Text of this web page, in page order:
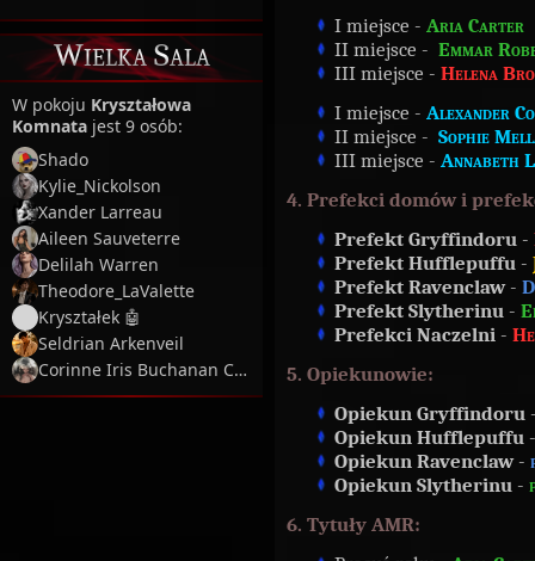
Wielka Sala
W pokoju Kryształowa
Komnata jest 9 osób:
Shado
Kylie_Nickolson
Xander Larreau
Aileen Sauveterre
Delilah Warren
Theodore_LaValette
Kryształek 🤖
Seldrian Arkenveil
Corinne Iris Buchanan Coltrane
I miejsce - Aria Carter
II miejsce - Emmar
III miejsce - Helena
I miejsce - Alexander
II miejsce - Sophie
III miejsce - Annabeth
4. Prefekci domów i
Prefekt Gryffindoru -
Prefekt Hufflepuffu -
Prefekt Ravenclaw-
Prefekt Slytherinu -
Prefekci Naczelni -
5. Opiekunowie:
Opiekun Gryffindoru
Opiekun Hufflepuffu
Opiekun Ravenclaw-
Opiekun Slytherinu -
6. Tytuły AMR: